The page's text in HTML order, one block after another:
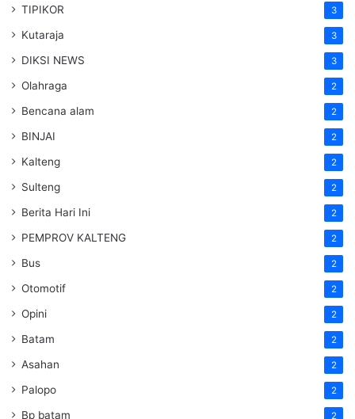
TIPIKOR 3
Kutaraja 3
DIKSI NEWS 3
Olahraga 2
Bencana alam 2
BINJAI 2
Kalteng 2
Sulteng 2
Berita Hari Ini 2
PEMPROV KALTENG 2
Bus 2
Otomotif 2
Opini 2
Batam 2
Asahan 2
Palopo 2
Bp batam 2